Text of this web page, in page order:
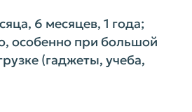
6 месяцев, 1 года;
особенно при большой
(гаджеты, учеба,